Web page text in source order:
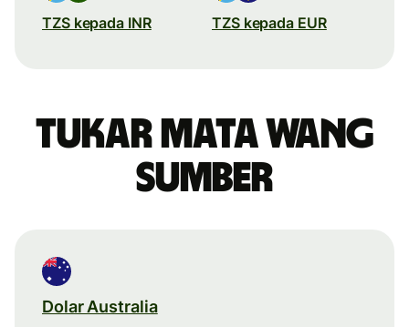
TZS kepada INR TZS kepada EUR
Tukar mata wang
sumber
Dolar Australia